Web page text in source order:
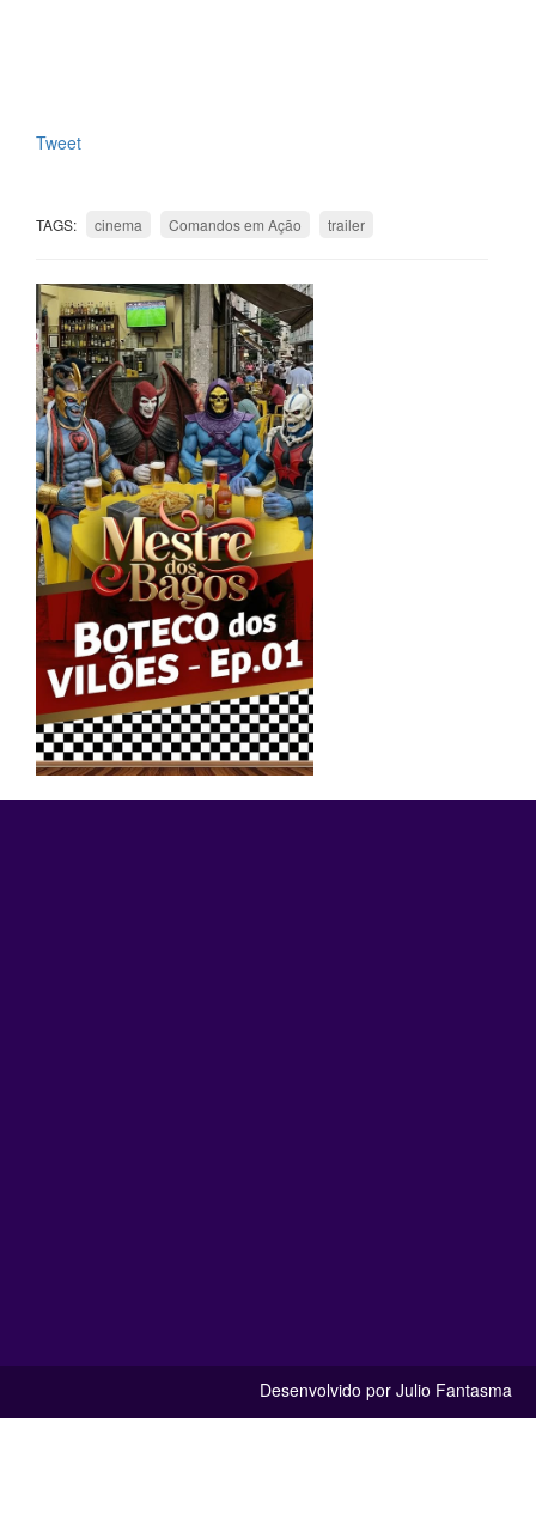
Tweet
TAGS: cinema Comandos em Ação trailer
Desenvolvido por Julio Fantasma